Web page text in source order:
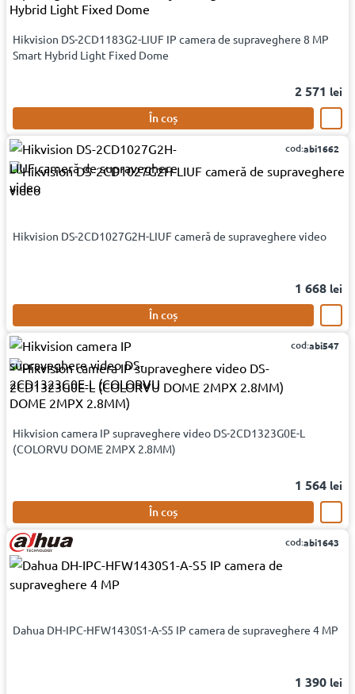
Hikvision DS-2CD1183G2-LIUF IP camera de supraveghere 8 MP
Smart Hybrid Light Fixed Dome
2 571 lei
În coș
cod:abi1662
Hikvision DS-2CD1027G2H-LIUF cameră de supraveghere video
1 668 lei
În coș
cod:abi547
Hikvision camera IP supraveghere video DS-2CD1323G0E-L
(COLORVU DOME 2MPX 2.8MM)
1 564 lei
În coș
cod:abi1643
Dahua DH-IPC-HFW1430S1-A-S5 IP camera de supraveghere 4 MP
1 390 lei